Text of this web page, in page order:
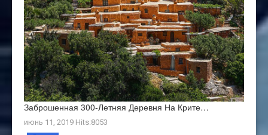
Заброшенная 300-Летняя Деревня На Крите…
июнь 11, 2019 Hits:8053